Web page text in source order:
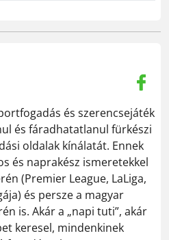
és szerencsejáték
és fáradhatatlanul fürkészi
oldalak kínálatát. Ennek
és naprakész ismeretekkel
(Premier League, LaLiga,
és persze a magyar
is. Akár a „napi tuti”, akár
keresel, mindenkinek